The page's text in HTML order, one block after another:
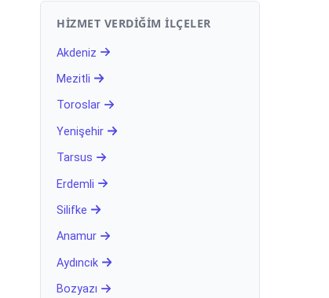
HIZMET VERDIĞIM İLÇELER
Akdeniz
Mezitli
Toroslar
Yenişehir
Tarsus
Erdemli
Silifke
Anamur
Aydıncık
Bozyazı